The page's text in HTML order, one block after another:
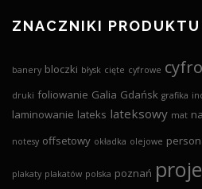
ZNACZNIKI PRODUKTU
banery bloczki błysk cięte cyfrowe
druki foliowanie Galia Gdańsk grafika
laminowanie lateks lateksowy mat
notesy offsetowy okładka olejowe
plakaty plakatów polska poznań